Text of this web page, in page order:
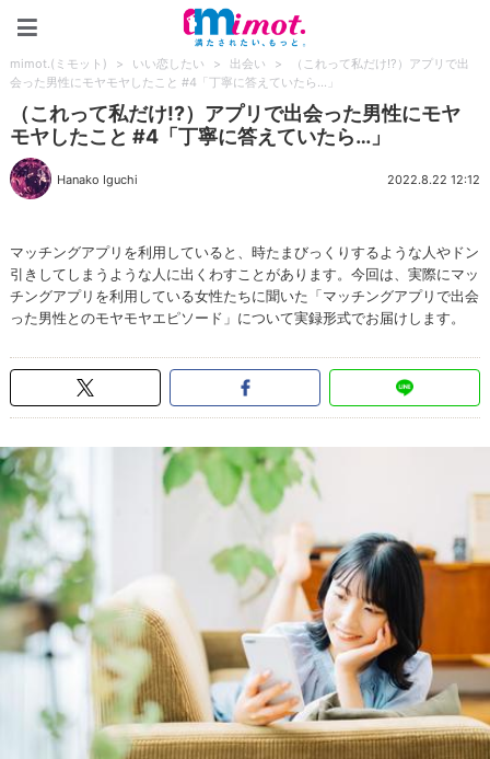
mimot.(ミモット) > いい恋したい > 出会い >
（これって私だけ!?）アプリで出
会った男性にモヤモヤしたこと #4「丁寧に答えていたら…」
（これって私だけ!?）アプリで出会った男性にモヤ
モヤしたこと #4「丁寧に答えていたら…」
Hanako Iguchi 2022.8.22 12:12
マッチングアプリを利用していると、時たまびっくりするような人やドン
引きしてしまうような人に出くわすことがあります。今回は、実際にマッ
チングアプリを利用している女性たちに聞いた「マッチングアプリで出会
った男性とのモヤモヤエピソード」について実録形式でお届けします。